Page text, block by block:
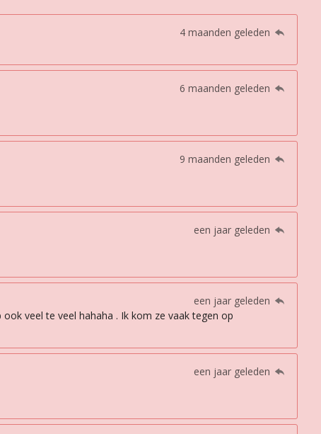
4 maanden geleden
6 maanden geleden
9 maanden geleden
een jaar geleden
een jaar geleden
veel te veel hahaha . Ik kom ze vaak tegen op
een jaar geleden